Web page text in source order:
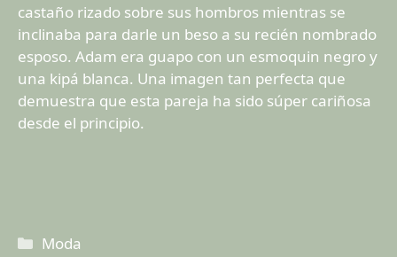
castaño rizado sobre sus hombros mientras se
inclinaba para darle un beso a su recién nombrado
esposo. Adam era guapo con un esmoquin negro y
una kipá blanca. Una imagen tan perfecta que
demuestra que esta pareja ha sido súper cariñosa
desde el principio.
Categorías
Moda